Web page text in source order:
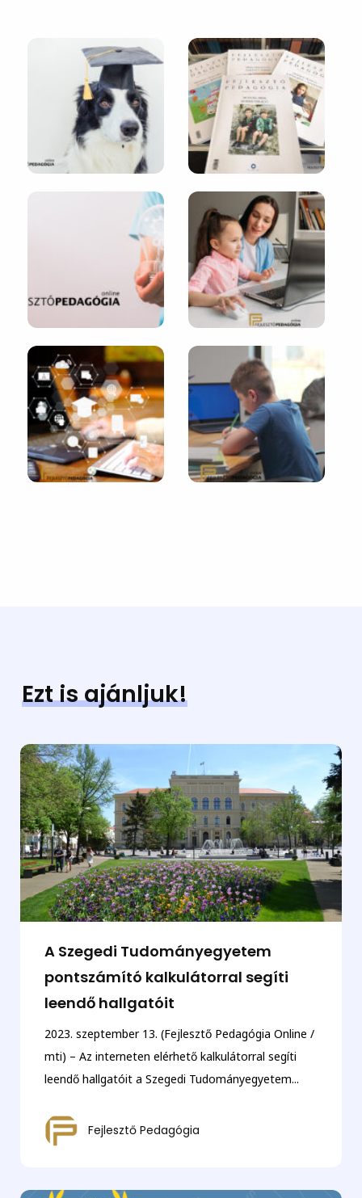
Ezt is ajánljuk!
A Szegedi Tudományegyetem
pontszámító kalkulátorral segíti
leendő hallgatóit
2023. szeptember 13. (Fejlesztő Pedagógia Online /
mti) – Az interneten elérhető kalkulátorral segíti
leendő hallgatóit a Szegedi Tudományegyetem...
Fejlesztő Pedagógia